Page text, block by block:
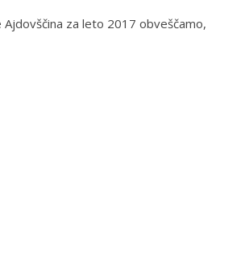
za leto 2017 obveščamo,